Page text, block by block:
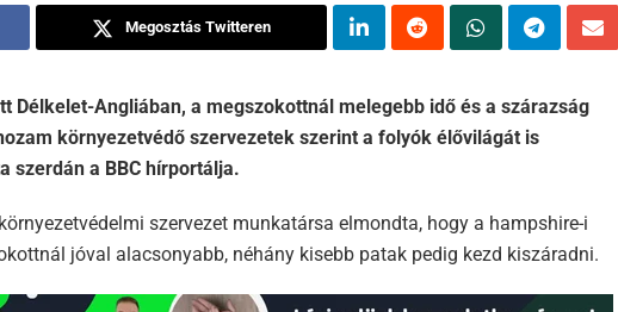
Megosztás Twitteren
Délkelet-Angliában, a megszokottnál melegebb idő és a szárazság
környezetvédő szervezetek szerint a folyók élővilágát is
szerdán a BBC hírportálja.
szervezet munkatársa elmondta, hogy a hampshire-i
jóval alacsonyabb, néhány kisebb patak pedig kezd kiszáradni.